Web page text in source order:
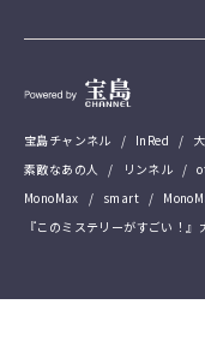
宝島チャンネル InRed
素敵なあの人
リンネル
MonoMax
smart
『このミステリーがすごい！』